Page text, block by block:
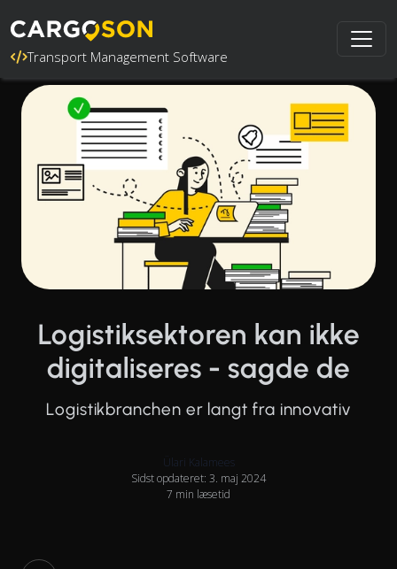
Transport Management Software
Logistiksektoren kan ikke
digitaliseres - sagde de
Logistikbranchen er langt fra innovativ
Ülari Kalamees
Sidst opdateret: 3. maj 2024
7 min læsetid